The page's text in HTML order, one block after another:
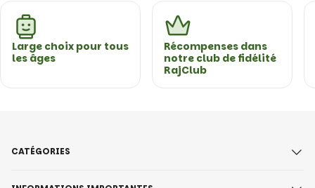
Large choix pour tous
les âges
Récompenses dans
notre club de fidélité
RajClub
CATÉGORIES